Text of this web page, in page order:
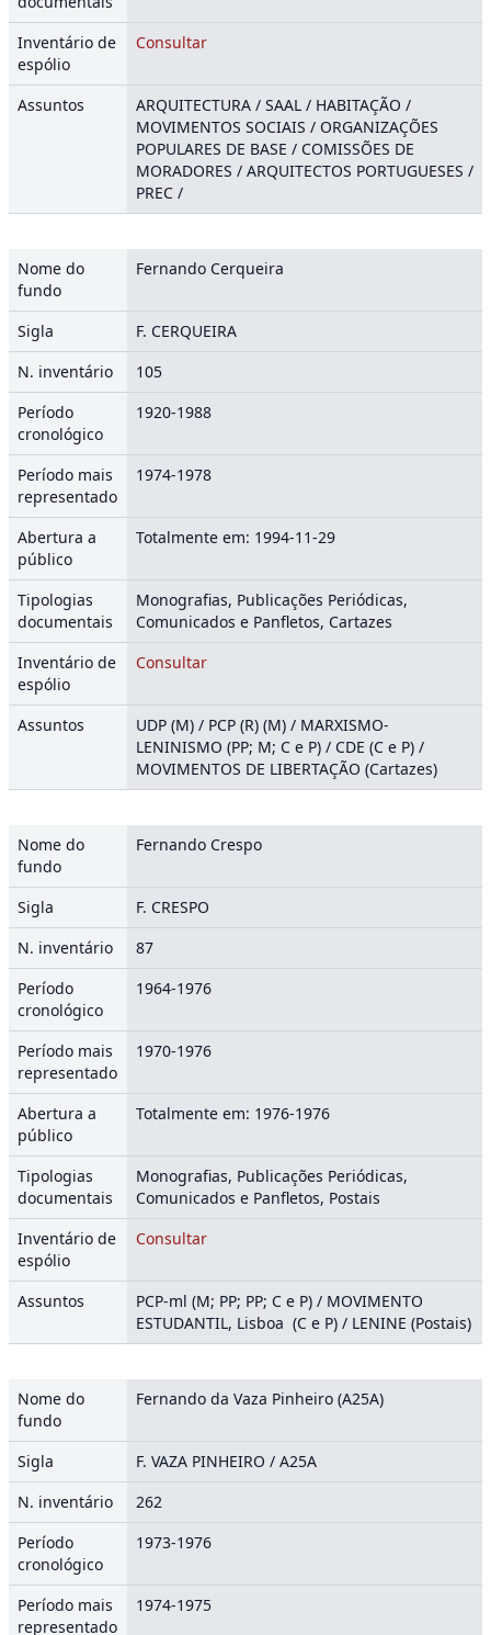
Inventário de
espólio
Consultar
Assuntos
ARQUITECTURA / SAAL / HABITAÇÃO /
MOVIMENTOS SOCIAIS / ORGANIZAÇÕES
POPULARES DE BASE / COMISSÕES DE
MORADORES / ARQUITECTOS PORTUGUESES /
PREC /
Nome do
fundo
Fernando Cerqueira
Sigla
F. CERQUEIRA
N. inventário
105
Período
cronológico
1920-1988
Período mais
representado
1974-1978
Abertura a
público
Totalmente em: 1994-11-29
Tipologias
documentais
Monografias, Publicações Periódicas,
Comunicados e Panfletos, Cartazes
Inventário de
espólio
Consultar
Assuntos
UDP (M) / PCP (R) (M) / MARXISMO-
LENINISMO (PP; M; C e P) / CDE (C e P) /
MOVIMENTOS DE LIBERTAÇÃO (Cartazes)
Nome do
fundo
Fernando Crespo
Sigla
F. CRESPO
N. inventário
87
Período
cronológico
1964-1976
Período mais
representado
1970-1976
Abertura a
público
Totalmente em: 1976-1976
Tipologias
documentais
Monografias, Publicações Periódicas,
Comunicados e Panfletos, Postais
Inventário de
espólio
Consultar
Assuntos
PCP-ml (M; PP; PP; C e P) / MOVIMENTO
ESTUDANTIL, Lisboa (C e P) / LENINE (Postais)
Nome do
fundo
Fernando da Vaza Pinheiro (A25A)
Sigla
F. VAZA PINHEIRO / A25A
N. inventário
262
Período
cronológico
1973-1976
Período mais
representado
1974-1975